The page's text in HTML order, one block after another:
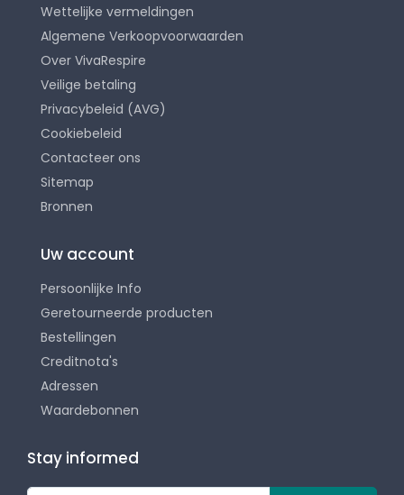
Wettelijke vermeldingen
Algemene Verkoopvoorwaarden
Over VivaRespire
Veilige betaling
Privacybeleid (AVG)
Cookiebeleid
Contacteer ons
Sitemap
Bronnen
Uw account
Persoonlijke Info
Geretourneerde producten
Bestellingen
Creditnota's
Adressen
Waardebonnen
Stay informed